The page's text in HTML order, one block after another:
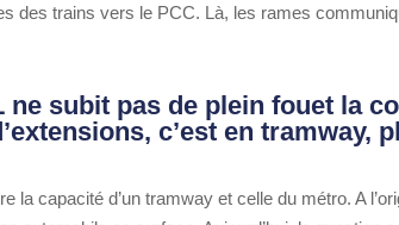
des trains vers le PCC. Là, les rames
ne subit pas de plein fouet la
c’est en tramway,
la capacité d’un tramway et celle du métro. A